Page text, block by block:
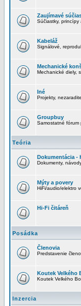
Zaujímavé
Súčiastky, princípy
Kabeláž
Signálové,
Mechanické
Mechanické diely,
Iné
Projekty,
Groupbuy
Samostatné fórum
Teória
Dokumentácia -
Dokumenty,
Mýty a povery
HiFi/audio/elektro
Hi-Fi čitáreň
Posádka
Členovia
Predstavenie
Koutek Velkého
Koutek Velkého
Inzercia